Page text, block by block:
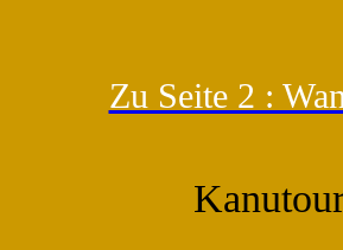
Zu Seite 2 :